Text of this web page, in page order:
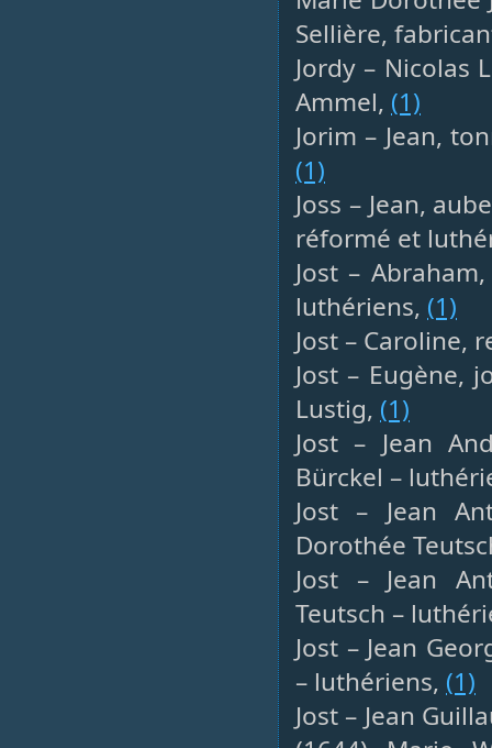
Sellière,
Jordy – Nicolas
Ammel, (1)
Jorim – Jean,
(1)
Joss – Jean,
réformé et
Jost –
luthériens, (1)
Jost – Caroline,
Jost – Eugène,
Lustig, (1)
Jost – Jean
Bürckel –
Jost – Jean
Dorothée
Jost – Jean
Teutsch –
Jost – Jean
– luthériens, (1)
Jost – Jean